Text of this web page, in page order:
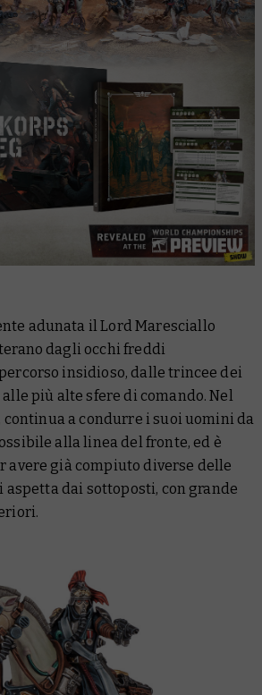
adunata il Lord Maresciallo
dagli occhi freddi
insidioso, dalle trincee dei
più alte sfere di comando. Nel
a condurre i suoi uomini da
alla linea del fronte, ed è
avere già compiuto diverse delle
dai sottoposti, con grande